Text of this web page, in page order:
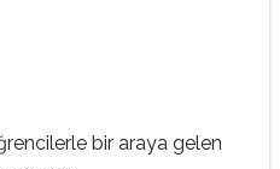
bir araya gelen